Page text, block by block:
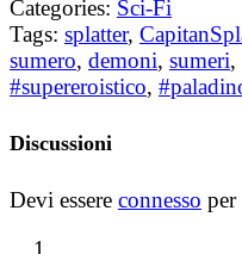
Categories: Sci-Fi
Tags: splatter,
sumero, demoni, sumeri,
#supereroistico,
Discussioni
Devi essere connesso per